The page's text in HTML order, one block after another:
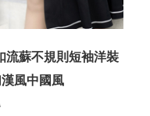
流蘇不規則短袖洋裝
風中國風